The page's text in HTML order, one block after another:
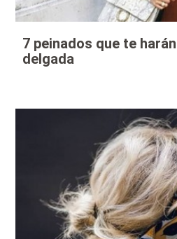
7 peinados que te
delgada